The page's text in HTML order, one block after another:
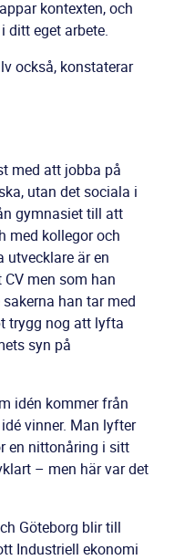
kontexten, och
ditt eget arbete.
också, konstaterar
med att jobba på
utan det sociala i
gymnasiet till att
med kollegor och
utvecklare är en
men som han
han tar med
trygg nog att lyfta
syn på
idén kommer från
vinner. Man lyfter
en nittonåring i sitt
– men här var det
Göteborg blir till
Industriell ekonomi